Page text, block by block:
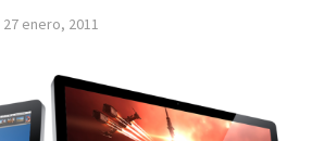
27 enero, 2011